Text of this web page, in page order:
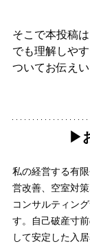
そこで本投稿
でも理解しや
ついてお伝えい
▶︎
私の経営する有
営改善、空室対
コンサルティン
す。自己破産寸
して安定した入